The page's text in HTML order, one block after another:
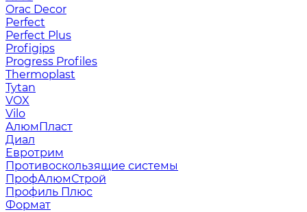
Orac Decor
Perfect
Perfect Plus
Profigips
Progress Profiles
Thermoplast
Tytan
VOX
Vilo
АлюмПласт
Диал
Евротрим
Противоскользящие системы
ПрофАлюмСтрой
Профиль Плюс
Формат